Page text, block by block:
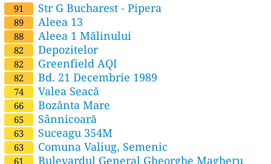
91 Str G Bucharest - Pipera
89 Aleea 13
88 Aleea 1 Mălinului
82 Depozitelor
82 Greenfield AQI
82 Bd. 21 Decembrie 1989
74 Valea Seacă
66 Bozânta Mare
65 Sânnicoară
63 Suceagu 354M
63 Comuna Valiug, Semenic
61 Bulevardul General Gheorghe Magheru